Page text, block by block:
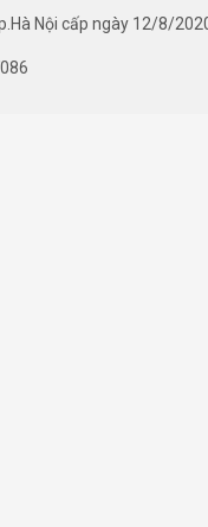
Nội cấp ngày 12/8/